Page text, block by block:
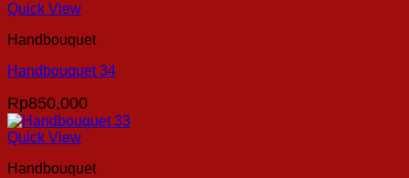
Quick View
Handbouquet
Handbouquet 34
Rp850,000
Quick View
Handbouquet